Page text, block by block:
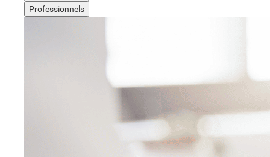
Professionnels